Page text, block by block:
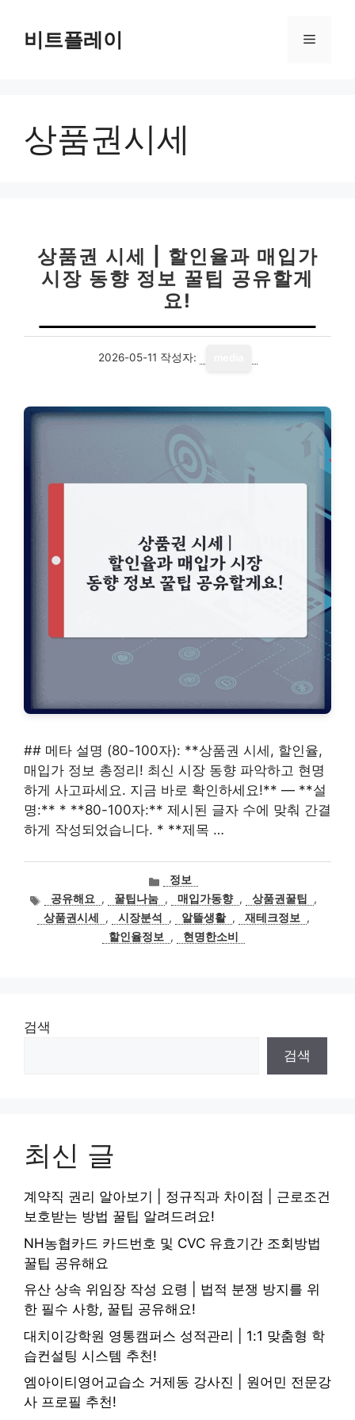
비트플레이 메
상품권시세
상품권 시세 | 할인율과 매입가
시장 동향 정보 꿀팁 공유할게
요!
2026-05-11 작성자:
## 메타 설명 (80-100자): **상품권 시세, 할인율,
매입가 정보 총정리! 최신 시장 동향 파악하고 현명
하게 사고파세요. 지금 바로 확인하세요!** — **설
명:** * **80-100자:** 제시된 글자 수에 맞춰 간결
하게 작성되었습니다. * **제목 …
카
고
리
정보
태
그
공유해요 , 꿀팁나눔 , 매입가동향 , 상품권꿀팁
,
상품권시세
, 시장분석 , 알뜰생활 , 재테크정보
,
할인율정보
, 현명한소비
검색
검색
최신 글
계약직 권리 알아보기 | 정규직과 차이점 | 근로조건
보호받는 방법 꿀팁 알려드려요!
NH농협카드 카드번호 및 CVC 유효기간 조회방법
꿀팁 공유해요
유산 상속 위임장 작성 요령 | 법적 분쟁 방지를 위
한 필수 사항, 꿀팁 공유해요!
대치이강학원 영통캠퍼스 성적관리 | 1:1 맞춤형 학
습컨설팅 시스템 추천!
엠아이티영어교습소 거제동 강사진 | 원어민 전문강
사 프로필 추천!